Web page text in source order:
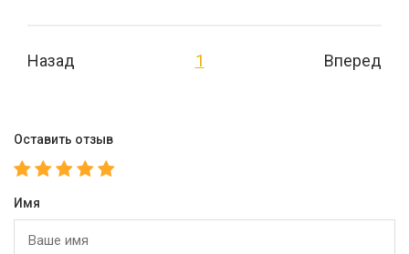
Назад 1 Вперед
Оставить отзыв
Имя